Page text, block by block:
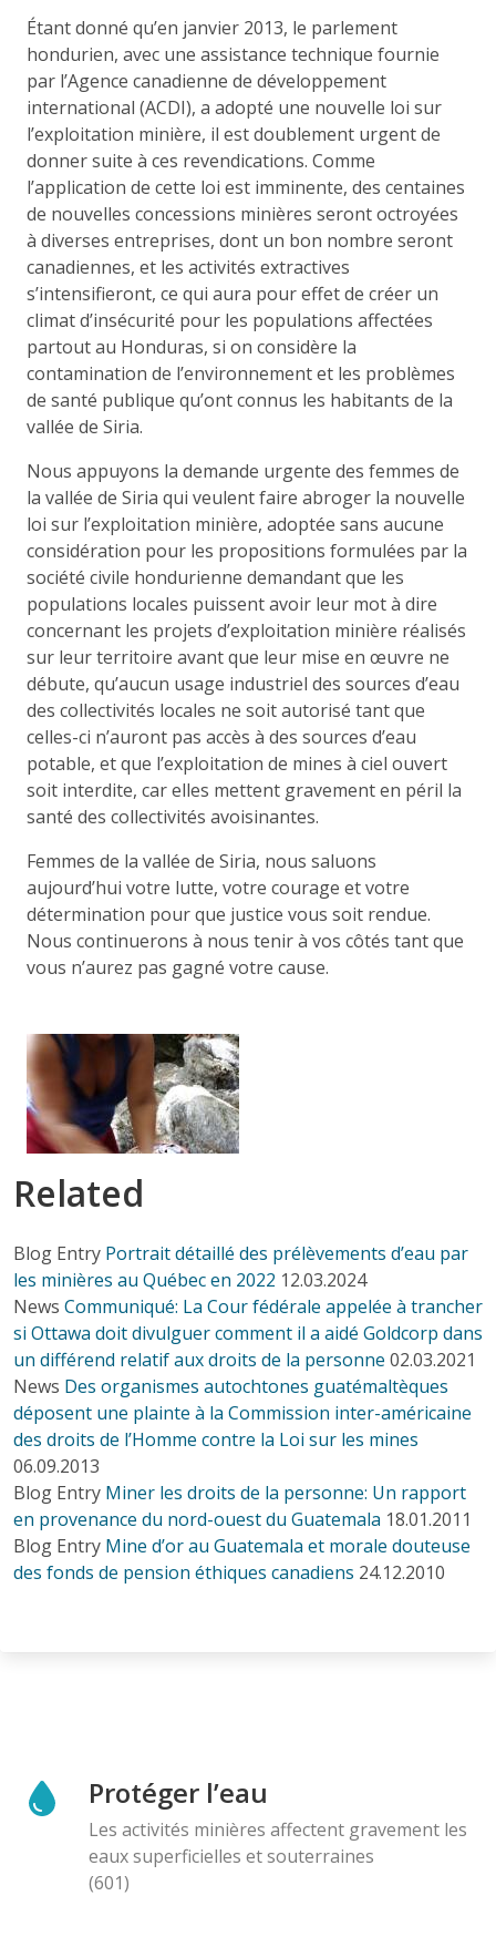
Étant donné qu’en janvier 2013, le parlement
hondurien, avec une assistance technique fournie
par l’Agence canadienne de développement
international (ACDI), a adopté une nouvelle loi sur
l’exploitation minière, il est doublement urgent de
donner suite à ces revendications. Comme
l’application de cette loi est imminente, des centaines
de nouvelles concessions minières seront octroyées
à diverses entreprises, dont un bon nombre seront
canadiennes, et les activités extractives
s’intensifieront, ce qui aura pour effet de créer un
climat d’insécurité pour les populations affectées
partout au Honduras, si on considère la
contamination de l’environnement et les problèmes
de santé publique qu’ont connus les habitants de la
vallée de Siria.
Nous appuyons la demande urgente des femmes de
la vallée de Siria qui veulent faire abroger la nouvelle
loi sur l’exploitation minière, adoptée sans aucune
considération pour les propositions formulées par la
société civile hondurienne demandant que les
populations locales puissent avoir leur mot à dire
concernant les projets d’exploitation minière réalisés
sur leur territoire avant que leur mise en œuvre ne
débute, qu’aucun usage industriel des sources d’eau
des collectivités locales ne soit autorisé tant que
celles-ci n’auront pas accès à des sources d’eau
potable, et que l’exploitation de mines à ciel ouvert
soit interdite, car elles mettent gravement en péril la
santé des collectivités avoisinantes.
Femmes de la vallée de Siria, nous saluons
aujourd’hui votre lutte, votre courage et votre
détermination pour que justice vous soit rendue.
Nous continuerons à nous tenir à vos côtés tant que
vous n’aurez pas gagné votre cause.
Related
Blog Entry Portrait détaillé des prélèvements d’eau par
les minières au Québec en 2022 12.03.2024
News Communiqué: La Cour fédérale appelée à trancher
si Ottawa doit divulguer comment il a aidé Goldcorp dans
un différend relatif aux droits de la personne 02.03.2021
News Des organismes autochtones guatémaltèques
déposent une plainte à la Commission inter-américaine
des droits de l’Homme contre la Loi sur les mines
06.09.2013
Blog Entry Miner les droits de la personne: Un rapport
en provenance du nord-ouest du Guatemala 18.01.2011
Blog Entry Mine d’or au Guatemala et morale douteuse
des fonds de pension éthiques canadiens 24.12.2010
Protéger l’eau
Les activités minières affectent gravement les
eaux superficielles et souterraines
(601)